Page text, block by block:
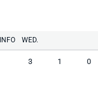
INFO WED.
3 1 0